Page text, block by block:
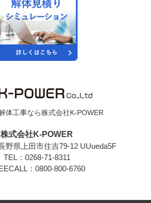
体工事なら株式会社K-POWER
株式会社K-POWER
野県上田市住吉79-12 UUueda5F
TEL：0268-71-8311
：0800-800-6760